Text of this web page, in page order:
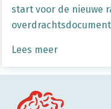
start voor de nieuwe
Lees meer